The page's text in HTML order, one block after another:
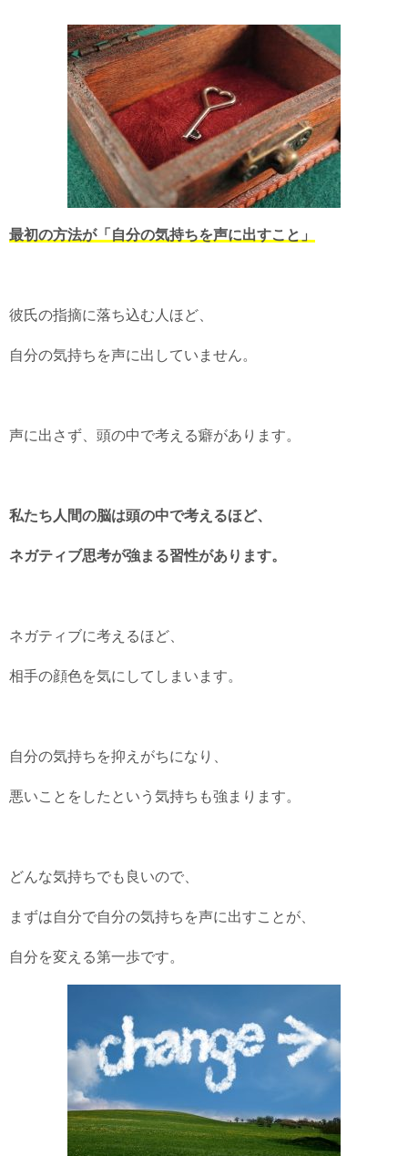
最初の方法が「自分の気持ちを声に出すこと」
彼氏の指摘に落ち込む人ほど、
自分の気持ちを声に出していません。
声に出さず、頭の中で考える癖があります。
私たち人間の脳は頭の中で考えるほど、
ネガティブ思考が強まる習性があります。
ネガティブに考えるほど、
相手の顔色を気にしてしまいます。
自分の気持ちを抑えがちになり、
悪いことをしたという気持ちも強まります。
どんな気持ちでも良いので、
まずは自分で自分の気持ちを声に出すことが、
自分を変える第一歩です。